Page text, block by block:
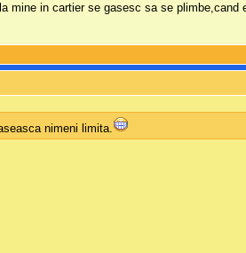
mine in cartier se gasesc sa se plimbe,cand
nimeni limita.